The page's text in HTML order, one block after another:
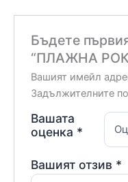
Бъдете
“ПЛАЖНА
Вашият имейл
Задължителните
Вашата
оценка *
Вашият отзив *